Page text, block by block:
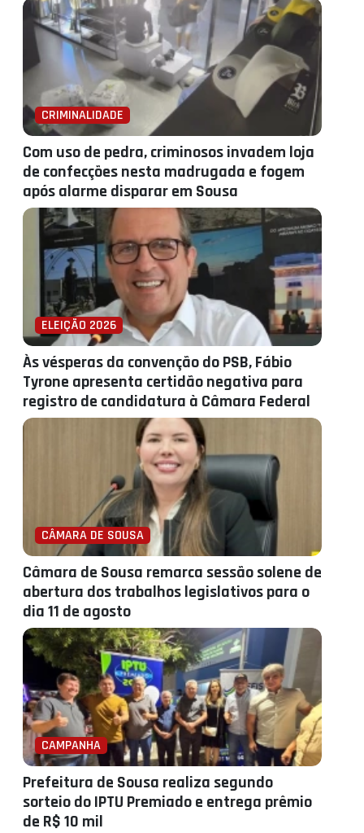
CRIMINALIDADE
Com uso de pedra, criminosos invadem loja
de confecções nesta madrugada e fogem
após alarme disparar em Sousa
ELEIÇÃO 2026
Às vésperas da convenção do PSB, Fábio
Tyrone apresenta certidão negativa para
registro de candidatura à Câmara Federal
CÂMARA DE SOUSA
Câmara de Sousa remarca sessão solene de
abertura dos trabalhos legislativos para o
dia 11 de agosto
CAMPANHA
Prefeitura de Sousa realiza segundo
sorteio do IPTU Premiado e entrega prêmio
de R$ 10 mil